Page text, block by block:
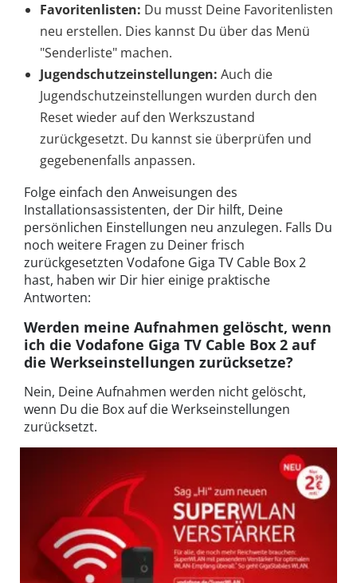
Favoritenlisten: Du musst Deine Favoritenlisten
neu erstellen. Dies kannst Du über das Menü
"Senderliste" machen.
Jugendschutzeinstellungen: Auch die
Jugendschutzeinstellungen wurden durch den
Reset wieder auf den Werkszustand
zurückgesetzt. Du kannst sie überprüfen und
gegebenenfalls anpassen.
Folge einfach den Anweisungen des
Installationsassistenten, der Dir hilft, Deine
persönlichen Einstellungen neu anzulegen. Falls Du
noch weitere Fragen zu Deiner frisch
zurückgesetzten Vodafone Giga TV Cable Box 2
hast, haben wir Dir hier einige praktische
Antworten:
Werden meine Aufnahmen gelöscht, wenn
ich die Vodafone Giga TV Cable Box 2 auf
die Werkseinstellungen zurücksetze?
Nein, Deine Aufnahmen werden nicht gelöscht,
wenn Du die Box auf die Werkseinstellungen
zurücksetzt.